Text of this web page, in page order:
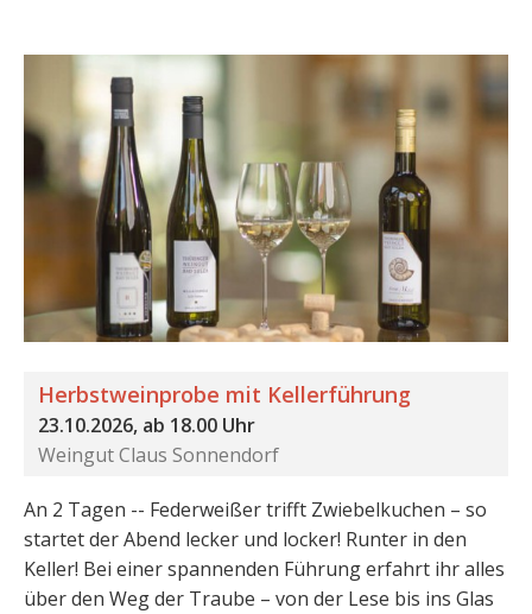
Herbstweinprobe mit Kellerführung
23.10.2026, ab 18.00 Uhr
Weingut Claus Sonnendorf
An 2 Tagen -- Federweißer trifft Zwiebelkuchen – so
startet der Abend lecker und locker! Runter in den
Keller! Bei einer spannenden Führung erfahrt ihr alles
über den Weg der Traube – von der Lese bis ins Glas